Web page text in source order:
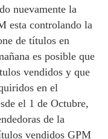
nuevamente la
esta controlando la
de títulos en
es posible que
vendidos y que
en el
el 1 de Octubre,
de la
vendidos GPM